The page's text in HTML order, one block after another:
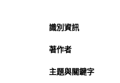
識別資訊
著作者
主題與關鍵字